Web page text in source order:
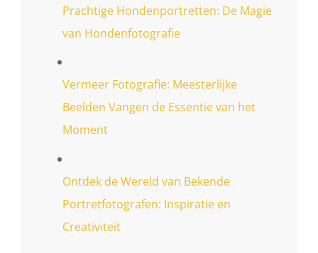
Prachtige Hondenportretten: De Magie
van Hondenfotografie
Vermeer Fotografie: Meesterlijke
Beelden Vangen de Essentie van het
Moment
Ontdek de Wereld van Bekende
Portretfotografen: Inspiratie en
Creativiteit